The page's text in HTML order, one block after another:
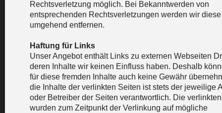
Rechtsverletzung möglich. Bei Bekanntwerden von
entsprechenden Rechtsverletzungen werden wir
umgehend entfernen.
Haftung für Links
Unser Angebot enthält Links zu externen Webseiten
deren Inhalte wir keinen Einfluss haben. Deshalb
für diese fremden Inhalte auch keine Gewähr
die Inhalte der verlinkten Seiten ist stets der jeweilige
oder Betreiber der Seiten verantwortlich. Die
wurden zum Zeitpunkt der Verlinkung auf mögliche